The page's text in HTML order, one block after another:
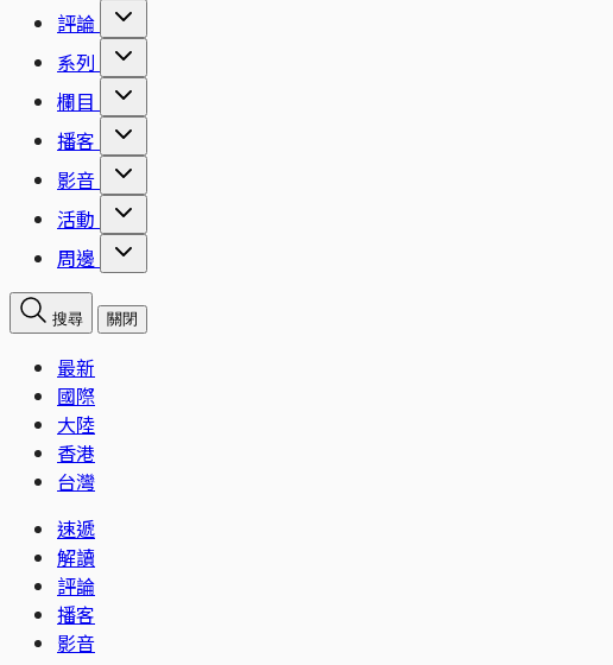
評論
系列
欄目
播客
影音
活動
周邊
搜尋 關閉
最新
國際
大陸
香港
台灣
速遞
解讀
評論
播客
影音